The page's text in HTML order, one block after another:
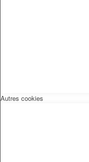
Autres cookies